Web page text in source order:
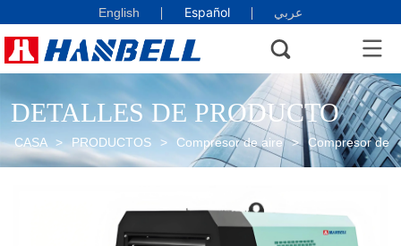
English Español عربي
DETALLES DE PRODUCTO
CASA > PRODUCTOS > Compresor de aire > Compresor de